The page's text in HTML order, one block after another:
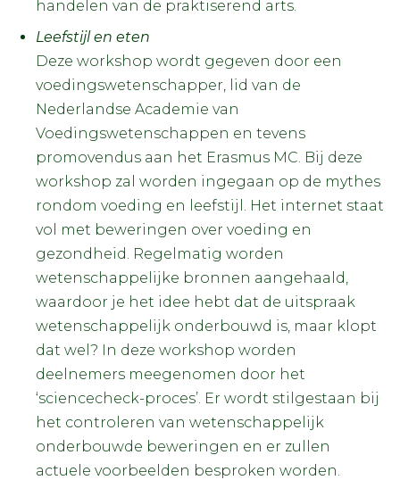
handelen van de praktiserend arts.
Leefstijl en eten
Deze workshop wordt gegeven door een
voedingswetenschapper, lid van de
Nederlandse Academie van
Voedingswetenschappen en tevens
promovendus aan het Erasmus MC. Bij deze
workshop zal worden ingegaan op de mythes
rondom voeding en leefstijl. Het internet staat
vol met beweringen over voeding en
gezondheid. Regelmatig worden
wetenschappelijke bronnen aangehaald,
waardoor je het idee hebt dat de uitspraak
wetenschappelijk onderbouwd is, maar klopt
dat wel? In deze workshop worden
deelnemers meegenomen door het
‘sciencecheck-proces’. Er wordt stilgestaan bij
het controleren van wetenschappelijk
onderbouwde beweringen en er zullen
actuele voorbeelden besproken worden.